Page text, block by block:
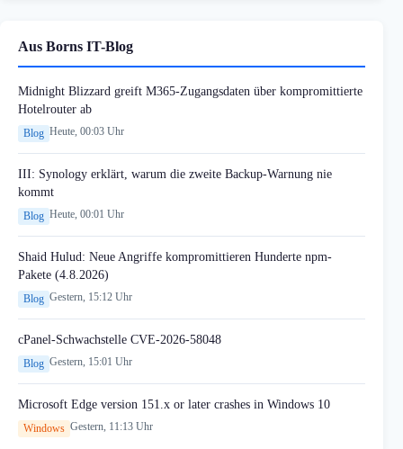
Aus Borns IT-Blog
Midnight Blizzard greift M365-Zugangsdaten über kompromittierte
Hotelrouter ab
Blog Heute, 00:03 Uhr
III: Synology erklärt, warum die zweite Backup-Warnung nie
kommt
Blog Heute, 00:01 Uhr
Shaid Hulud: Neue Angriffe kompromittieren Hunderte npm-
Pakete (4.8.2026)
Blog Gestern, 15:12 Uhr
cPanel-Schwachstelle CVE-2026-58048
Blog Gestern, 15:01 Uhr
Microsoft Edge version 151.x or later crashes in Windows 10
Windows Gestern, 11:13 Uhr